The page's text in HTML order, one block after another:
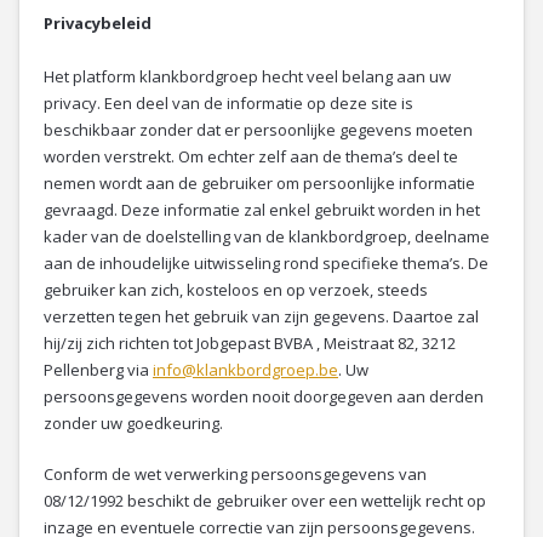
Privacybeleid
Het platform klankbordgroep hecht veel belang aan uw
privacy. Een deel van de informatie op deze site is
beschikbaar zonder dat er persoonlijke gegevens moeten
worden verstrekt. Om echter zelf aan de thema’s deel te
nemen wordt aan de gebruiker om persoonlijke informatie
gevraagd. Deze informatie zal enkel gebruikt worden in het
kader van de doelstelling van de klankbordgroep, deelname
aan de inhoudelijke uitwisseling rond specifieke thema’s. De
gebruiker kan zich, kosteloos en op verzoek, steeds
verzetten tegen het gebruik van zijn gegevens. Daartoe zal
hij/zij zich richten tot Jobgepast BVBA , Meistraat 82, 3212
Pellenberg via info@klankbordgroep.be. Uw
persoonsgegevens worden nooit doorgegeven aan derden
zonder uw goedkeuring.
Conform de wet verwerking persoonsgegevens van
08/12/1992 beschikt de gebruiker over een wettelijk recht op
inzage en eventuele correctie van zijn persoonsgegevens.